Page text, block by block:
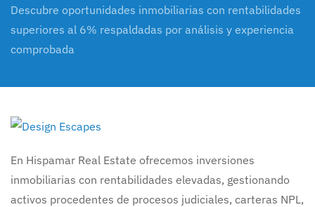
Descubre oportunidades inmobiliarias con rentabilidades
superiores al 6% respaldadas por análisis y experiencia
comprobada
En Hispamar Real Estate ofrecemos inversiones
inmobiliarias con rentabilidades elevadas, gestionando
activos procedentes de procesos judiciales, carteras NPL,